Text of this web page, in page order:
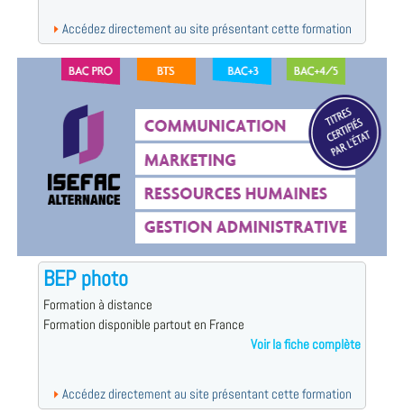
Accédez directement au site présentant cette formation
BEP photo
Formation à distance
Formation disponible partout en France
Voir la fiche complète
Accédez directement au site présentant cette formation